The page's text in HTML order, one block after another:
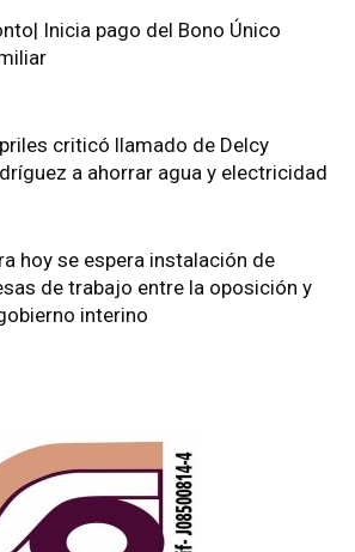
Inicia pago del Bono Único
criticó llamado de Delcy
a ahorrar agua y electricidad
hoy se espera instalación de
de trabajo entre la oposición y
interino